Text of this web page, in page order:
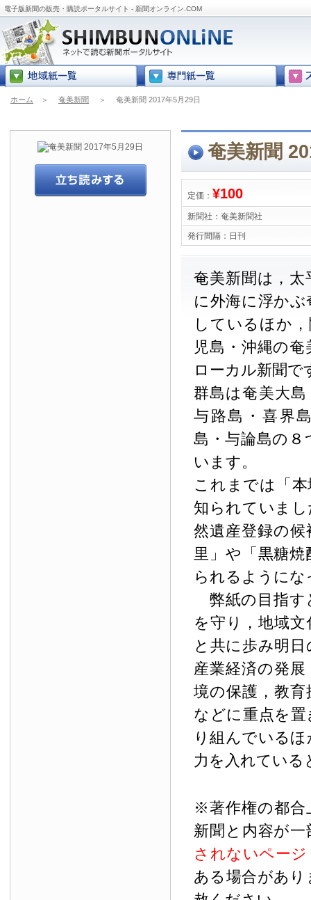
電子版新聞の販売・購読ポータルサイト - 新聞オンライン.COM
ホーム ＞ 奄美新聞 ＞ 奄美新聞 2017年5月29日
奄美新聞
定価： ¥100
新聞社： 奄美新聞社
発行間隔： 日刊
奄美新聞は，
に外海に浮か
しているほか
児島・沖縄の
ローカル新聞で
群島は奄美大
与路島・喜界
島・与論島の
います。
これまでは「
知られていま
然遺産登録の
里」や「黒糖
られるように
弊紙の目指す
を守り，地域
と共に歩み明
産業経済の発
境の保護，教
などに重点を
り組んでいる
力を入れている
※著作権の都合
新聞と内容が
されないペー
ある場合があ